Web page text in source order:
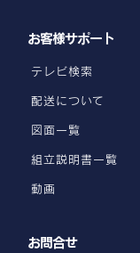
お客様サポート
テレビ検索
配送について
図面一覧
組立説明書一覧
動画
お問合せ